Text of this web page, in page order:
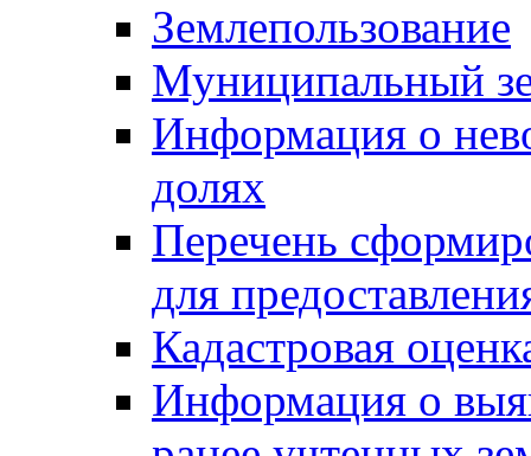
Землепользование
Муниципальный
Информация о
долях
Перечень
для
Кадастровая
Информация о